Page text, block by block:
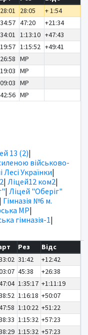
28:05
+ 1:54
47:20
+21:34
1:13:10 +47:43
1:15:52 +49:41
MP
MP
MP
MP
13 (2)|
військово-
Українки|
| Ліцей12 ком2|
| Ліцей "Оберіг"
| Гімназія №6 м.
МР|
гімназія-1|
Рез
Відс
31:42
+12:42
45:38
+26:38
1:35:17 +1:11:19
1:16:18 +50:07
1:10:22 +51:22
1:15:32 +57:23
1:15:32 +57:23